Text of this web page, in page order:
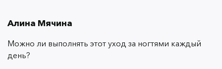
Алина Мячина
Можно ли выполнять этот уход за ногтями каждый
день?